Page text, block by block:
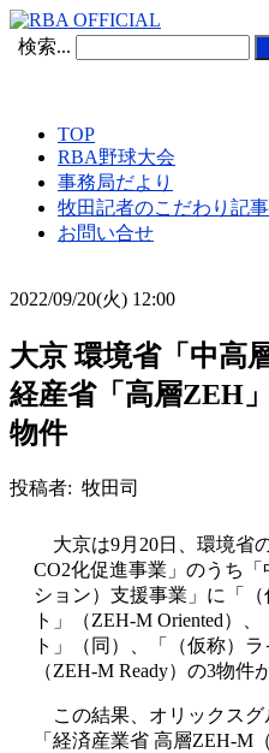
検索...
TOP
RBA野球大会
事務局だより
牧田記者のこだわり記事
お問い合せ
2022/09/20(火) 12:00
大京 環境省「中高
経産省「高層ZEH
物件
投稿者: 牧田司
大京は9月20日、環境省
CO2化促進事業」のうち
ション）支援事業」に「
ト」（ZEH-M Oriented）
ト」（同）、「（仮称）
（ZEH-M Ready）の3物件
この結果、オリックスグ
「経済産業省 高層ZEH-M